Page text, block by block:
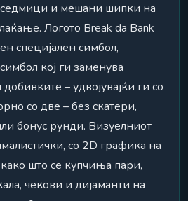
седмици и мешани шипки на
Логото Break da Bank
специјален симбол,
кој ги заменува
– удвојувајќи ги со
со две – без скатери,
бонус рунди. Визуелниот
со 2D графика на
што се купчиња пари,
чекови и дијаманти на